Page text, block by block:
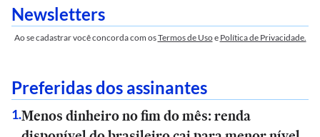
Newsletters
Ao se cadastrar você concorda com osTermos de Usoe Política de Privacidade.
Preferidas dos assinantes
1.Menos dinheiro no fim do mês: renda